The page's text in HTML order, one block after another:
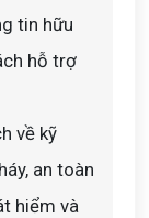
tin hữu
hỗ trợ
về kỹ
an toàn
hiểm và